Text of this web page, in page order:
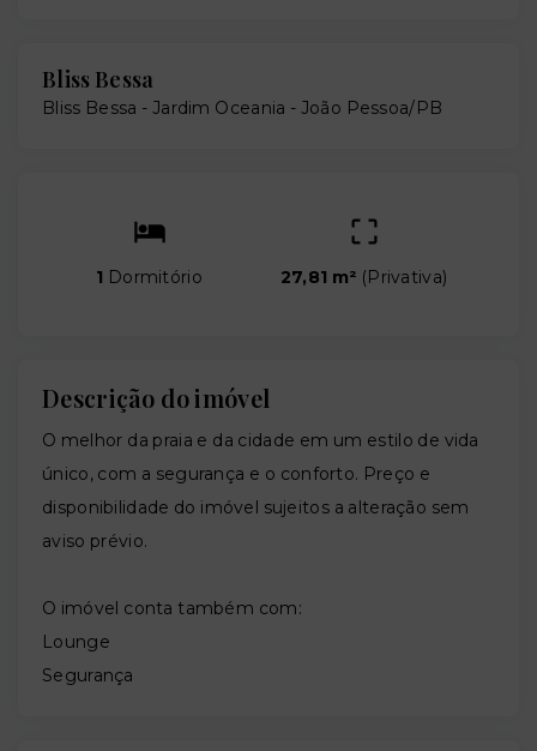
Bliss Bessa
Bliss Bessa - Jardim Oceania - João Pessoa/PB
1 Dormitório 27,81 m² (Privativa)
Descrição do imóvel
O melhor da praia e da cidade em um estilo de vida
único, com a segurança e o conforto. Preço e
disponibilidade do imóvel sujeitos a alteração sem
aviso prévio.
O imóvel conta também com:
Lounge
Segurança